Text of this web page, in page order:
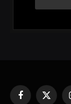
Facebook
X